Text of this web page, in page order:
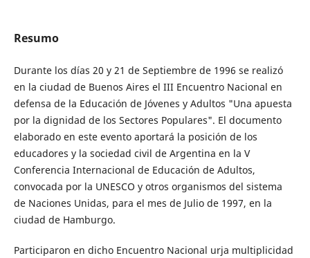
Resumo
Durante los días 20 y 21 de Septiembre de 1996 se realizó
en la ciudad de Buenos Aires el III Encuentro Nacional en
defensa de la Educación de Jóvenes y Adultos "Una apuesta
por la dignidad de los Sectores Populares". El documento
elaborado en este evento aportará la posición de los
educadores y la sociedad civil de Argentina en la V
Conferencia Internacional de Educación de Adultos,
convocada por la UNESCO y otros organismos del sistema
de Naciones Unidas, para el mes de Julio de 1997, en la
ciudad de Hamburgo.
Participaron en dicho Encuentro Nacional urja multiplicidad